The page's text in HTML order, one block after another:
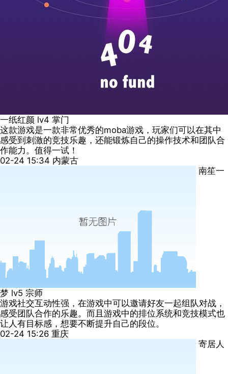
一纸红颜 lv4 掌门
这款游戏是一款非常优秀的moba游戏，玩家们可以在其中
感受到刺激的竞技乐趣，还能锻炼自己的操作技术和团队合
作能力。值得一试！
02-24 15:34 内蒙古
南笙一
梦 lv5 宗师
游戏社交互动性强，在游戏中可以邀请好友一起组队对战，
感受团队合作的乐趣。而且游戏中的排位系统和竞技模式也
让人有目标感，想要不断提升自己的段位。
02-24 15:26 重庆
寄居人